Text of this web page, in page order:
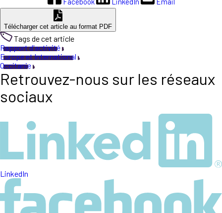
Télécharger cet article au format PDF
Tags de cet article
Rapport d'activité
Europe et International
Occitanie
Retrouvez-nous sur les réseaux
sociaux
LinkedIn